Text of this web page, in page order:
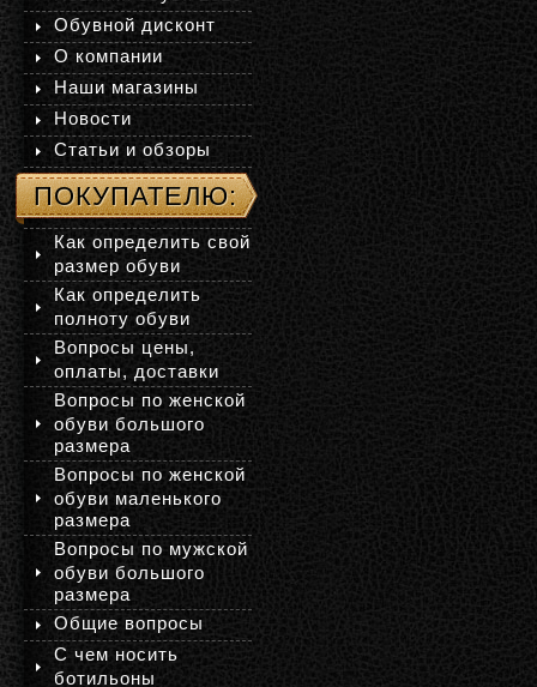
Обувной дисконт
О компании
Наши магазины
Новости
Статьи и обзоры
ПОКУПАТЕЛЮ:
Как определить свой
размер обуви
Как определить
полноту обуви
Вопросы цены,
оплаты, доставки
Вопросы по женской
обуви большого
размера
Вопросы по женской
обуви маленького
размера
Вопросы по мужской
обуви большого
размера
Общие вопросы
С чем носить
ботильоны